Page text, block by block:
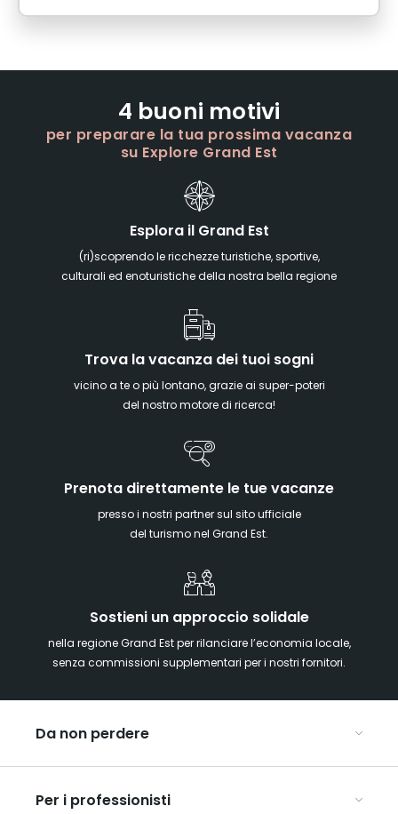
4 buoni motivi
per preparare la tua prossima vacanza
su Explore Grand Est
Esplora il Grand Est
(ri)scoprendo le ricchezze turistiche, sportive,
culturali ed enoturistiche della nostra bella regione
Trova la vacanza dei tuoi sogni
vicino a te o più lontano, grazie ai super-poteri
del nostro motore di ricerca!
Prenota direttamente le tue vacanze
presso i nostri partner sul sito ufficiale
del turismo nel Grand Est.
Sostieni un approccio solidale
nella regione Grand Est per rilanciare l’economia locale,
senza commissioni supplementari per i nostri fornitori.
Da non perdere
Alsazia
Per i professionisti